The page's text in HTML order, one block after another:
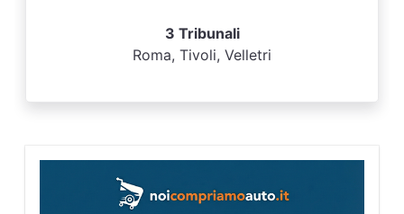
3 Tribunali
Roma, Tivoli, Velletri